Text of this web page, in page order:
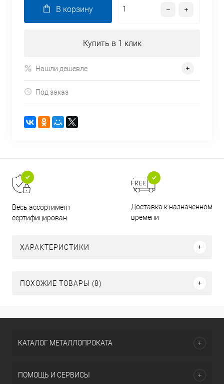
В корзину
Купить в 1 клик
Нашли дешевле
Под заказ
Весь ассортимент
сертифицирован
Доставка к назначенному
времени
ХАРАКТЕРИСТИКИ
ПОХОЖИЕ ТОВАРЫ (8)
КАТАЛОГ МЕТАЛЛОПРОКАТА
ПОМОЩЬ И СЕРВИСЫ